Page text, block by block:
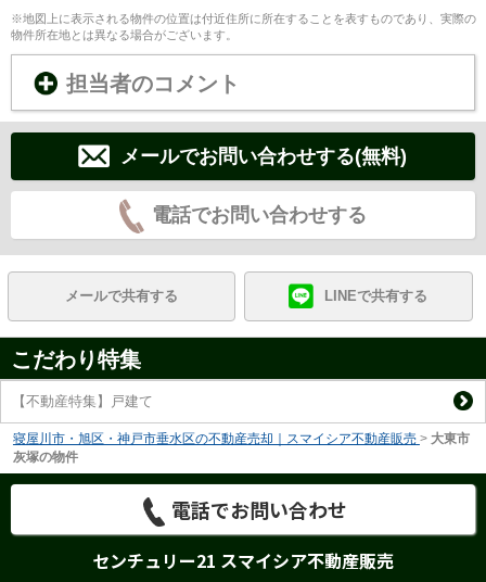
※地図上に表示される物件の位置は付近住所に所在することを表すものであり、実際の
物件所在地とは異なる場合がございます。
担当者のコメント
メールでお問い合わせする(無料)
電話でお問い合わせする
メールで共有する LINEで共有する
こだわり特集
【不動産特集】戸建て
寝屋川市・旭区・神戸市垂水区の不動産売却｜スマイシア不動産販売 > 大東市
灰塚の物件
電話でお問い合わせ
センチュリー21 スマイシア不動産販売